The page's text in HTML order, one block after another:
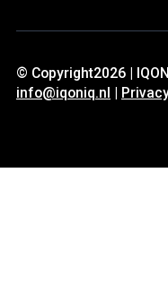
© Copyright2026 |
info@iqoniq.nl